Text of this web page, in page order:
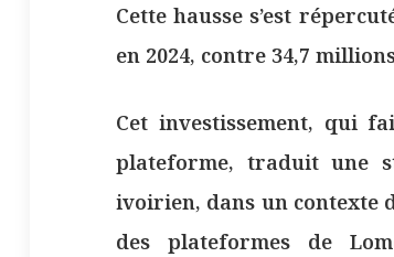
Cette hausse s’est
en 2024, contre 34,7
Cet investissement, qui
plateforme, traduit une
ivoirien, dans un contexte
des plateformes de